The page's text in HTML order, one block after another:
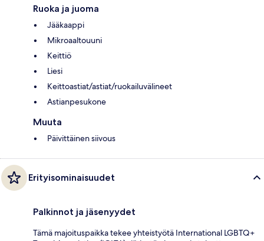
Ruoka ja juoma
Jääkaappi
Mikroaaltouuni
Keittiö
Liesi
Keittoastiat/astiat/ruokailuvälineet
Astianpesukone
Muuta
Päivittäinen siivous
Erityisominaisuudet
Palkinnot ja jäsenyydet
Tämä majoituspaikka tekee yhteistyötä International LGBTQ+